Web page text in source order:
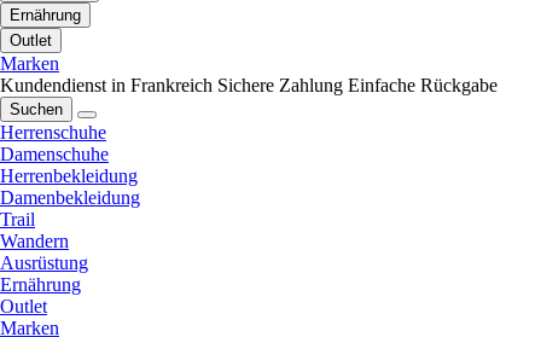
Ernährung
Outlet
Marken
Kundendienst in Frankreich Sichere Zahlung Einfache Rückgabe
Suchen
Herrenschuhe
Damenschuhe
Herrenbekleidung
Damenbekleidung
Trail
Wandern
Ausrüstung
Ernährung
Outlet
Marken